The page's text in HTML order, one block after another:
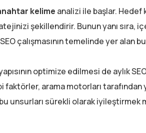
kelime analizi ile başlar. Hedef
şekillendirir. Bunun yanı sıra,
SEO çalışmasının temelinde yer
optimize edilmesi de aylık
faktörler, arama motorları
unsurları sürekli olarak iyileştirmek